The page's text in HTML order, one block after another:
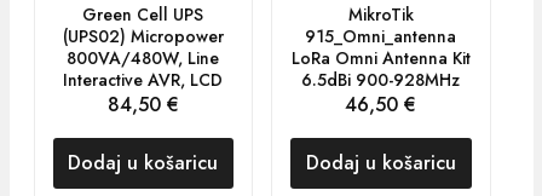
Green Cell UPS
(UPS02) Micropower
800VA/480W, Line
Interactive AVR, LCD
84,50 €
Dodaj u košaricu
MikroTik
915_Omni_antenna
LoRa Omni Antenna Kit
6.5dBi 900-928MHz
46,50€
Dodaj u košaricu